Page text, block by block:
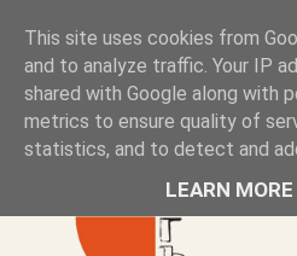
Книжен
Блог на книжарницата —
ул. „Оборище" 117, София·
This site uses cookies from
and to analyze traffic. Your IP
shared with Google along with
metrics to ensure quality of
statistics, and to detect and
LEARN MORE